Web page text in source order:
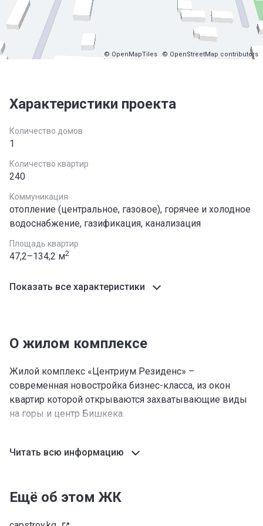
© OpenMapTiles © OpenStreetMap contributors
Характеристики проекта
Количество домов
1
Количество квартир
240
Коммуникация
отопление (центральное, газовое), горячее и холодное
водоснабжение, газификация, канализация
Площадь квартир
47,2–134,2 м2
Показать все характеристики
О жилом комплексе
Жилой комплекс «Центриум Резиденс» –
современная новостройка бизнес-класса, из окон
квартир которой открываются захватывающие виды
на горы и центр Бишкека.
Новый комплекс находится на пересечении улицы
Бишкека.
Окружающая инфраструктура
Читать всю информацию
Ещё об этом ЖК